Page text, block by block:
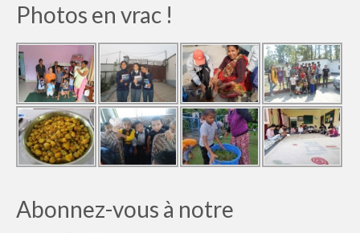
Photos en vrac !
Abonnez-vous à notre